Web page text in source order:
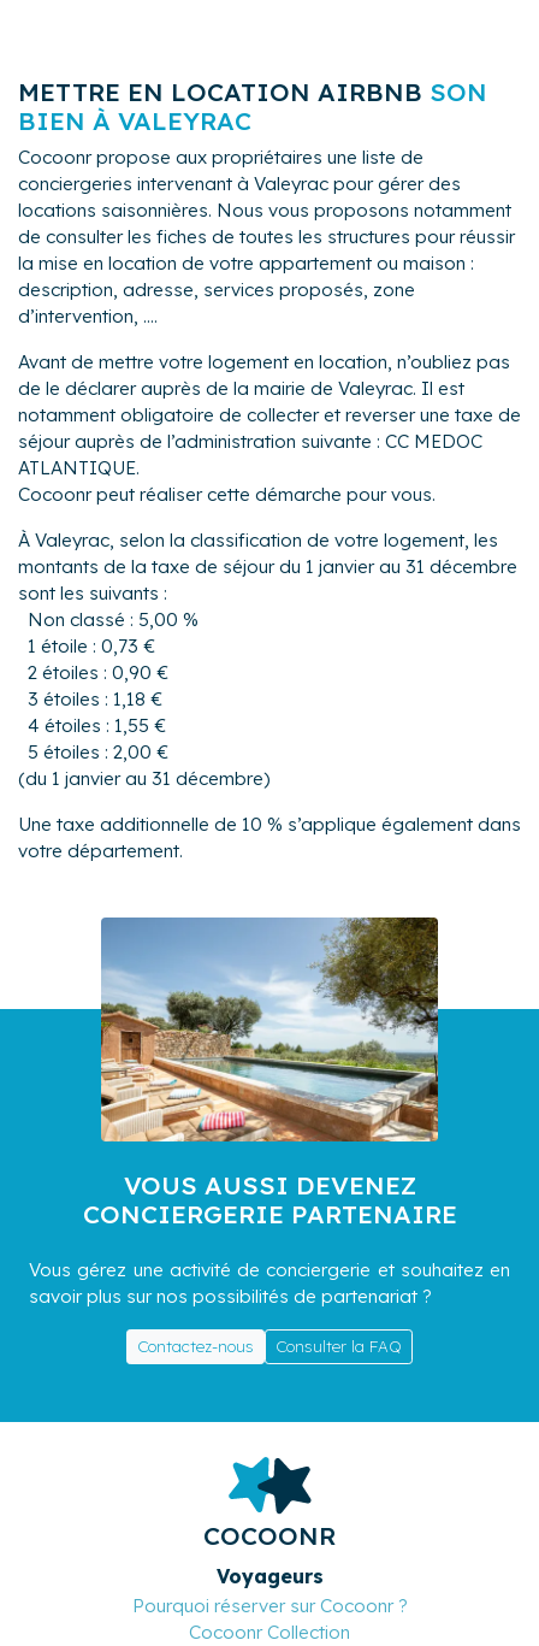
METTRE EN LOCATION AIRBNB SON
BIEN À VALEYRAC
Cocoonr propose aux propriétaires une liste de
conciergeries intervenant à Valeyrac pour gérer des
locations saisonnières. Nous vous proposons notamment
de consulter les fiches de toutes les structures pour réussir
la mise en location de votre appartement ou maison :
description, adresse, services proposés, zone
d’intervention, ....
Avant de mettre votre logement en location, n’oubliez pas
de le déclarer auprès de la mairie de Valeyrac. Il est
notamment obligatoire de collecter et reverser une taxe de
séjour auprès de l’administration suivante : CC MEDOC
ATLANTIQUE.
Cocoonr peut réaliser cette démarche pour vous.
À Valeyrac, selon la classification de votre logement, les
montants de la taxe de séjour du 1 janvier au 31 décembre
sont les suivants :
Non classé : 5,00 %
1 étoile : 0,73 €
2 étoiles : 0,90 €
3 étoiles : 1,18 €
4 étoiles : 1,55 €
5 étoiles : 2,00 €
(du 1 janvier au 31 décembre)
Une taxe additionnelle de 10 % s’applique également dans
votre département.
VOUS AUSSI DEVENEZ
CONCIERGERIE PARTENAIRE
Vous gérez une activité de conciergerie et souhaitez en
savoir plus sur nos possibilités de partenariat ?
Contactez-nous Consulter la FAQ
COCOONR
Voyageurs
Pourquoi réserver sur Cocoonr ?
Cocoonr Collection